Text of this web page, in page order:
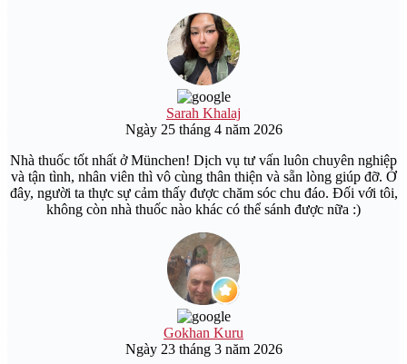
Sarah Khalaj
Ngày 25 tháng 4 năm 2026
Nhà thuốc tốt nhất ở München! Dịch vụ tư vấn luôn chuyên nghiệp
và tận tình, nhân viên thì vô cùng thân thiện và sẵn lòng giúp đỡ. Ở
đây, người ta thực sự cảm thấy được chăm sóc chu đáo. Đối với tôi,
không còn nhà thuốc nào khác có thể sánh được nữa :)
Gokhan Kuru
Ngày 23 tháng 3 năm 2026